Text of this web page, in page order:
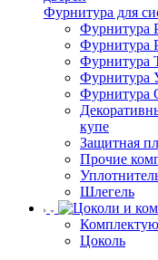
Фурнитура для
Фурнитура
Фурнитура
Фурнитура
Фурнитура
Фурнитура
купе
Защитная
Прочие
Шлегель
Цоколь